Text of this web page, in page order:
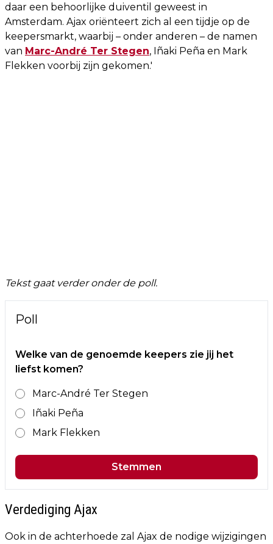
daar een behoorlijke duiventil geweest in
Amsterdam. Ajax oriënteert zich al een tijdje op de
keepersmarkt, waarbij – onder anderen – de namen
van Marc-André Ter Stegen, Iñaki Peña en Mark
Flekken voorbij zijn gekomen.'
Tekst gaat verder onder de poll.
Poll
Welke van de genoemde keepers zie jij het
liefst komen?
Marc-André Ter Stegen
Iñaki Peña
Mark Flekken
Stemmen
Verdediging Ajax
Ook in de achterhoede zal Ajax de nodige wijzigingen